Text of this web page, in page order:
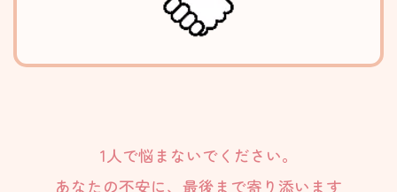
1人で悩まないでください。
あなたの不安に、最後まで寄り添います